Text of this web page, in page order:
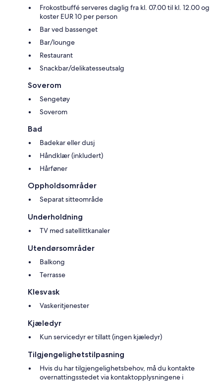
Frokostbuffé serveres daglig fra kl. 07.00 til kl. 12.00 og
koster EUR 10 per person
Bar ved bassenget
Bar/lounge
Restaurant
Snackbar/delikatesseutsalg
Soverom
Sengetøy
Soverom
Bad
Badekar eller dusj
Håndklær (inkludert)
Hårføner
Oppholdsområder
Separat sitteområde
Underholdning
TV med satellittkanaler
Utendørsområder
Balkong
Terrasse
Klesvask
Vaskeritjenester
Kjæledyr
Kun servicedyr er tillatt (ingen kjæledyr)
Tilgjengelighetstilpasning
Hvis du har tilgjengelighetsbehov, må du kontakte
overnattingsstedet via kontaktopplysningene i